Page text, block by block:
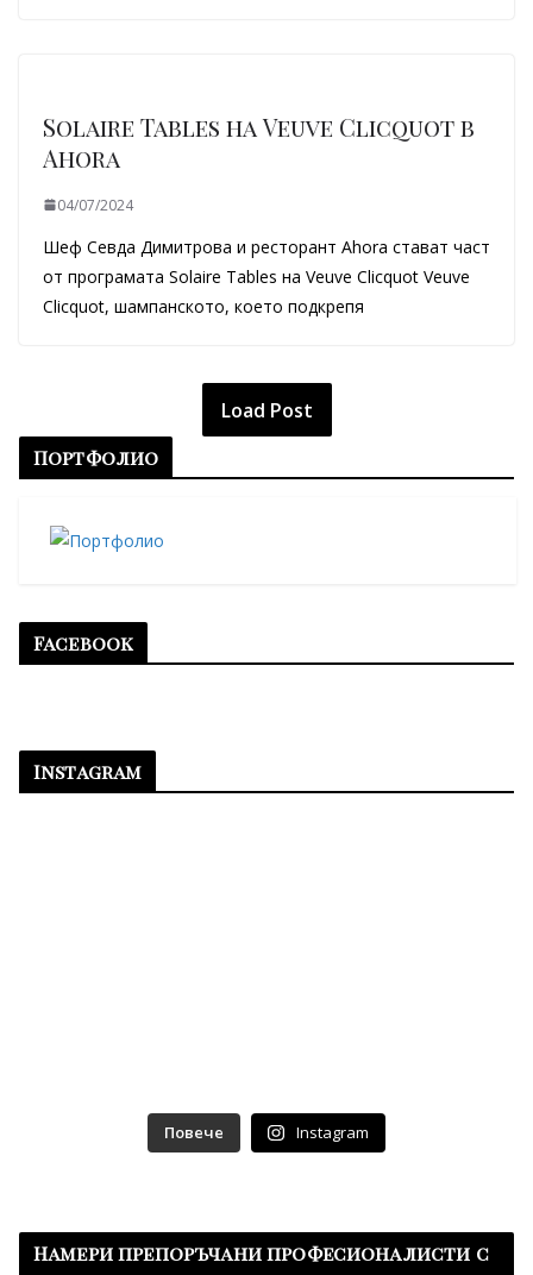
Solaire Tables на Veuve Clicquot в
Ahora
04/07/2024
Шеф Севда Димитрова и ресторант Ahora стават част
от програмата Solaire Tables на Veuve Clicquot Veuve
Clicquot, шампанското, което подкрепя
Load Post
Портфолио
Facebook
Instagram
Повече Instagram
Намери препоръчани професионалисти с